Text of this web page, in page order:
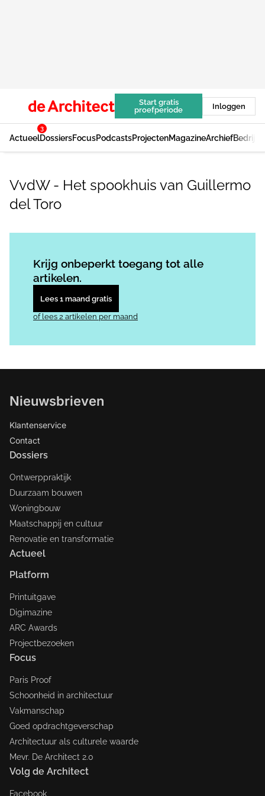
Start gratis
proefperiode
Inloggen
Actueel
3
DossiersFocusPodcastsProjectenMagazineArchief
VvdW - Het spookhuis van Guillermo
del Toro
Krijg onbeperkt toegang tot alle
artikelen.
Lees 1 maand gratis
of lees 2 artikelen per maand
Nieuwsbrieven
Klantenservice
Contact
Dossiers
Ontwerppraktijk
Duurzaam bouwen
Woningbouw
Maatschappij en cultuur
Renovatie en transformatie
Actueel
Platform
Printuitgave
Digimazine
ARC Awards
Projectbezoeken
Focus
Paris Proof
Schoonheid in architectuur
Vakmanschap
Goed opdrachtgeverschap
Architectuur als culturele waarde
Mevr. De Architect 2.0
Volg de Architect
Facebook